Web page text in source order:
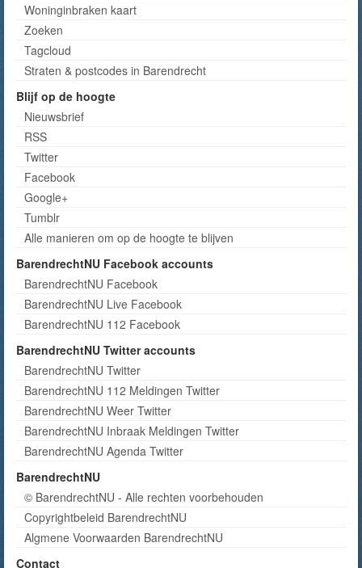
Woninginbraken kaart
Zoeken
Tagcloud
Straten & postcodes in Barendrecht
Blijf op de hoogte
Nieuwsbrief
RSS
Twitter
Facebook
Google+
Tumblr
Alle manieren om op de hoogte te blijven
BarendrechtNU Facebook accounts
BarendrechtNU Facebook
BarendrechtNU Live Facebook
BarendrechtNU 112 Facebook
BarendrechtNU Twitter accounts
BarendrechtNU Twitter
BarendrechtNU 112 Meldingen Twitter
BarendrechtNU Weer Twitter
BarendrechtNU Inbraak Meldingen Twitter
BarendrechtNU Agenda Twitter
BarendrechtNU
© BarendrechtNU - Alle rechten voorbehouden
Copyrightbeleid BarendrechtNU
Algmene Voorwaarden BarendrechtNU
Contact